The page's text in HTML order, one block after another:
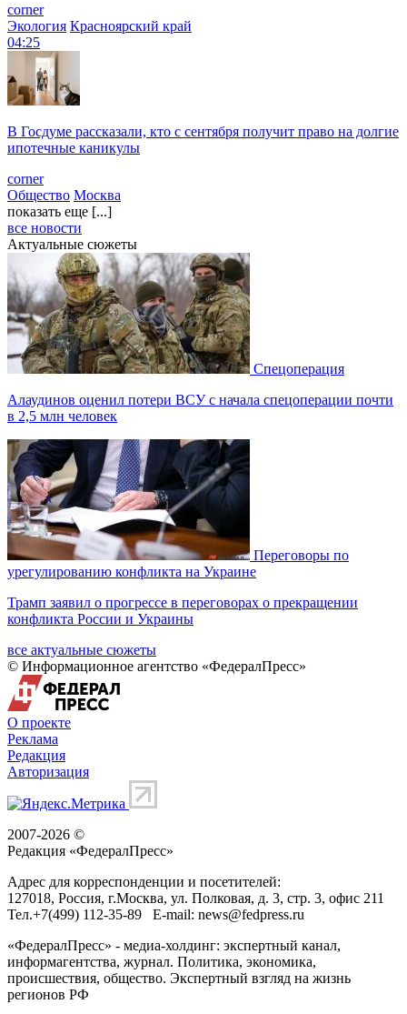
corner
Экология Красноярский край
04:25
В Госдуме рассказали, кто с сентября получит право на долгие
ипотечные каникулы
corner
Общество Москва
показать еще [...]
все новости
Актуальные сюжеты
Спецоперация
Алаудинов оценил потери ВСУ с начала спецоперации почти
в 2,5 млн человек
Переговоры по
урегулированию конфликта на Украине
Трамп заявил о прогрессе в переговорах о прекращении
конфликта России и Украины
все актуальные сюжеты
© Информационное агентство «ФедералПресс»
О проекте
Реклама
Редакция
Авторизация
2007-2026 ©
Редакция «ФедералПресс»
Адрес для корреспонденции и посетителей:
127018, Россия, г.Москва, ул. Полковая, д. 3, стр. 3, офис 211
Тел.+7(499) 112-35-89 E-mail: news@fedpress.ru
«ФедералПресс» - медиа-холдинг: экспертный канал,
информагентства, журнал. Политика, экономика,
происшествия, общество. Экспертный взгляд на жизнь
регионов РФ